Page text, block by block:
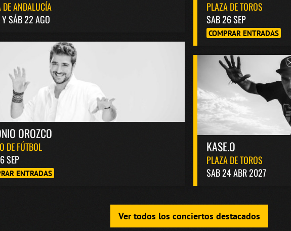
ANDALUCÍA
SÁB 22 AGO
PLAZA DE TOROS
SAB 26 SEP
COMPRAR ENTRADAS
OROZCO
DE FÚTBOL
SEP
ENTRADAS
KASE.O
PLAZA DE TOROS
SAB 24 ABR 2027
Ver todos los conciertos destacados